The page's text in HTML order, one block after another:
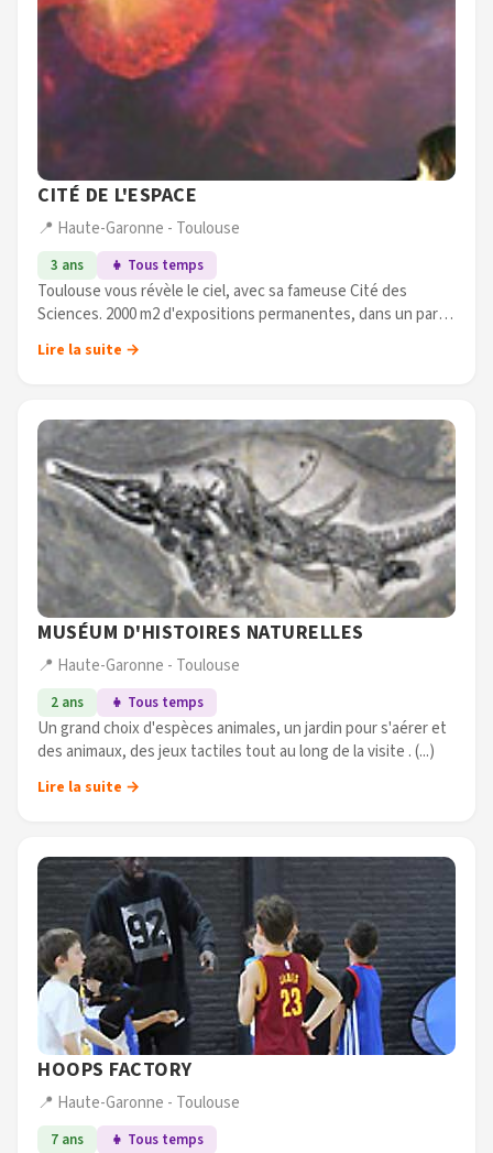
CITÉ DE L'ESPACE
📍 Haute-Garonne - Toulouse
3 ans 👧 Tous temps
Toulouse vous révèle le ciel, avec sa fameuse Cité des
Sciences. 2000 m2 d'expositions permanentes, dans un parc
pour les enfants (...)
Lire la suite →
MUSÉUM D'HISTOIRES NATURELLES
📍 Haute-Garonne - Toulouse
2 ans 👧 Tous temps
Un grand choix d'espèces animales, un jardin pour s'aérer et
des animaux, des jeux tactiles tout au long de la visite . (...)
Lire la suite →
HOOPS FACTORY
📍 Haute-Garonne - Toulouse
7 ans 👧 Tous temps